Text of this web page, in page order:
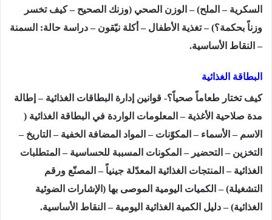
السكرية – الملح) – الوزن الصحي (وزنك الصحيح – كيف تخسر
وزناً بحكمة؟) – تغذية الأطفال – أكلة نيّقون – دراسة حالة: السمنة
– النقاط الأساسية.
البطاقة الغذائية
كيف تختار طعاماً صحياً؟- قوانين إدارة البطاقات الغذائية – إطالة
مدة صلاحية الأغذية – المعلومات الواردة في البطاقة الغذائية (
الاسم – الأسماء – المكوّنات – المواد المضافة الخفية – التاريخ –
التخزين – التحضير – المكونات المسببة للحساسية – المتطلبات
الغذائية – المنتجات الغذائية المعدّلة جينياً – المصنّع ورقم
التشغيلة) – الكميات اليومية الموصى بها (الإشارات الضوئية
الغذائية) – دليل الكمية الغذائية اليومية – النقاط الأساسية.